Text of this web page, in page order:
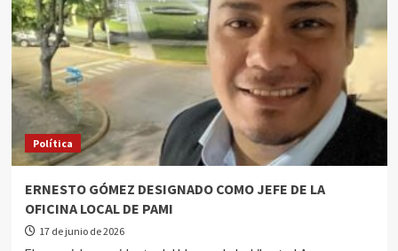
Política
ERNESTO GÓMEZ DESIGNADO COMO JEFE DE LA
OFICINA LOCAL DE PAMI
17 de junio de 2026